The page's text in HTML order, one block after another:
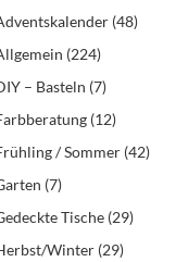
(48)
(224)
– Basteln (7)
(12)
/ Sommer (42)
(7)
Tische (29)
Winter (29)